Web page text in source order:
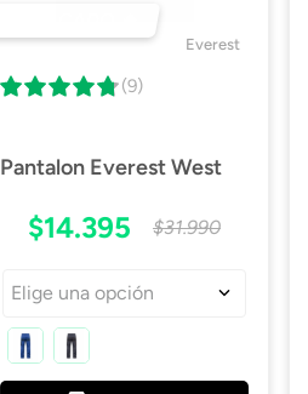
Everest
(9)
Pantalon Everest West
$14.395 $31.990
Elige una opción